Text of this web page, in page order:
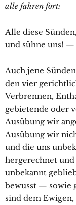
alle fahren fort:
Alle diese
und sühne uns! —
Auch jene
den vier
Verbrennen,
gebietende oder
Ausübung wir
Ausübung wir
und die uns
hergerechnet
unbekannt
bewusst — sowie
sind dem